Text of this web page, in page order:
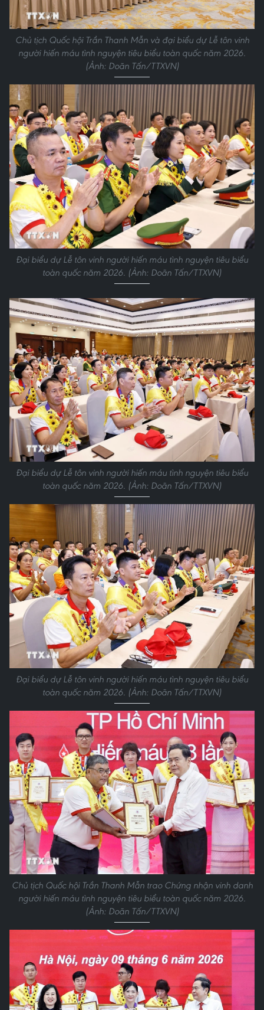
Chủ tịch Quốc hội Trần Thanh Mẫn và đại biểu dự Lễ tôn vinh
người hiến máu tình nguyện tiêu biểu toàn quốc năm 2026.
(Ảnh: Doãn Tấn/TTXVN)
Đại biểu dự Lễ tôn vinh người hiến máu tình nguyện tiêu biểu
toàn quốc năm 2026. (Ảnh: Doãn Tấn/TTXVN)
Đại biểu dự Lễ tôn vinh người hiến máu tình nguyện tiêu biểu
toàn quốc năm 2026. (Ảnh: Doãn Tấn/TTXVN)
Đại biểu dự Lễ tôn vinh người hiến máu tình nguyện tiêu biểu
toàn quốc năm 2026. (Ảnh: Doãn Tấn/TTXVN)
Chủ tịch Quốc hội Trần Thanh Mẫn trao Chứng nhận vinh danh
người hiến máu tình nguyện tiêu biểu toàn quốc năm 2026.
(Ảnh: Doãn Tấn/TTXVN)